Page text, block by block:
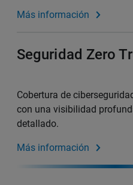
Más información
Seguridad Zero
Cobertura de
con una visibilidad
detallado.
Más información